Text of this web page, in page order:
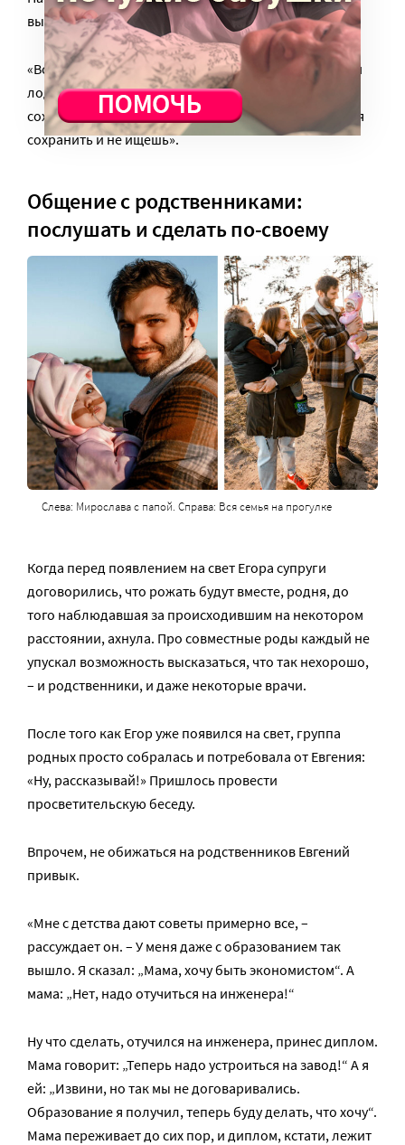
выяснять отношения?» – отвечает:
«Все просто. Или ты хочешь и дальше плыть в одной
лодке с этим человеком, ищешь, как договориться и
сохранить отношения. Или ты ничего не стремишься
сохранить и не ищешь».
Общение с родственниками:
послушать и сделать по-своему
Слева: Мирослава с папой. Справа: Вся семья на прогулке
Когда перед появлением на свет Егора супруги
договорились, что рожать будут вместе, родня, до
того наблюдавшая за происходившим на некотором
расстоянии, ахнула. Про совместные роды каждый не
упускал возможность высказаться, что так нехорошо,
– и родственники, и даже некоторые врачи.
После того как Егор уже появился на свет, группа
родных просто собралась и потребовала от Евгения:
«Ну, рассказывай!» Пришлось провести
просветительскую беседу.
Впрочем, не обижаться на родственников Евгений
привык.
«Мне с детства дают советы примерно все, –
рассуждает он. – У меня даже с образованием так
вышло. Я сказал: „Мама, хочу быть экономистом“. А
мама: „Нет, надо отучиться на инженера!“
Ну что сделать, отучился на инженера, принес диплом.
Мама говорит: „Теперь надо устроиться на завод!“ А я
ей: „Извини, но так мы не договаривались.
Образование я получил, теперь буду делать, что хочу“.
Мама переживает до сих пор, и диплом, кстати, лежит